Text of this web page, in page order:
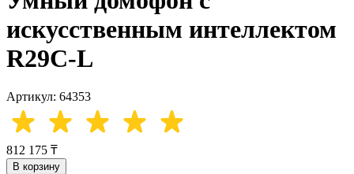
искусственным интеллектом
R29C-L
Артикул: 64353
812 175 ₸
В корзину